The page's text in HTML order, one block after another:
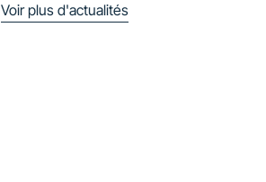
Voir plus d'actualités